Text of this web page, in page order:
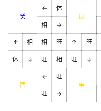
癸
←
休
庚
相
→
↑ 相 相 旺 ↑ 旺
休 ↓ 旺 相 旺 ↓
酉
←
旺
申
旺
→